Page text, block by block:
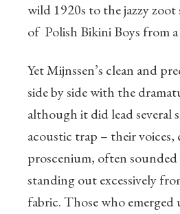
wild 1920s to the jazzy
of Polish Bikini Boys from
Yet Mijnssen’s clean and
side by side with the
although it did lead several
acoustic trap – their voices,
proscenium, often
standing out excessively
fabric. Those who